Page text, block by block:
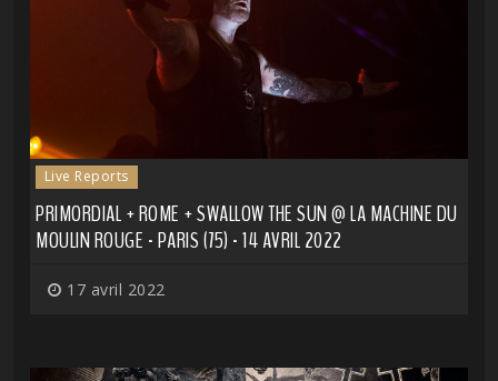
Live Reports
PRIMORDIAL + ROME + SWALLOW THE SUN @ LA MACHINE DU
MOULIN ROUGE - PARIS (75) - 14 AVRIL 2022
17 avril 2022